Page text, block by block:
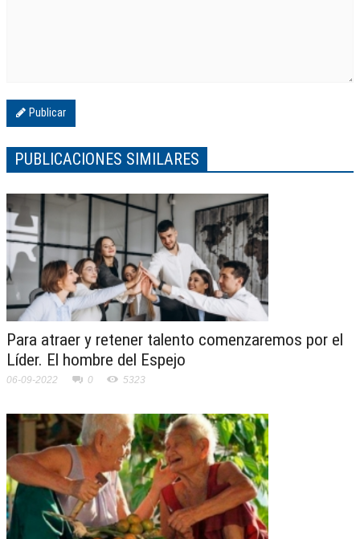
Publicar
PUBLICACIONES SIMILARES
Para atraer y retener talento comenzaremos por el
Líder. El hombre del Espejo
06-09-2022 0 5323